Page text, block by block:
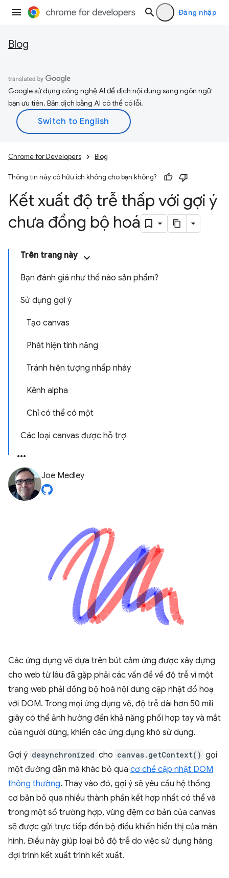
Đăng nhập
Blog
Google sử dụng công nghệ AI để dịch nội dung sang ngôn ngữ
bạn ưu tiên. Bản dịch bằng AI có thể có lỗi.
Chrome for Developers Blog
Thông tin này có hữu ích không cho bạn không?
Kết xuất độ trễ thấp với gợi ý
chưa đồng bộ hoá
Trên trang này
Bạn đánh giá như thế nào sản phẩm?
Sử dụng gợi ý
Tạo canvas
Phát hiện tính năng
Tránh hiện tượng nhấp nháy
Kênh alpha
Chỉ có thể có một
Các loại canvas được hỗ trợ
Joe Medley
Các ứng dụng vẽ dựa trên bút cảm ứng được xây dựng
cho web từ lâu đã gặp phải các vấn đề về độ trễ vì một
trang web phải đồng bộ hoá nội dung cập nhật đồ hoạ
với DOM. Trong mọi ứng dụng vẽ, độ trễ dài hơn 50 mili
giây có thể ảnh hưởng đến khả năng phối hợp tay và mắt
của người dùng, khiến các ứng dụng khó sử dụng.
Gợi ý desynchronized cho canvas.getContext() gọi
một đường dẫn mã khác bỏ qua cơ chế cập nhật DOM
thông thường. Thay vào đó, gợi ý sẽ yêu cầu hệ thống
cơ bản bỏ qua nhiều thành phần kết hợp nhất có thể và
trong một số trường hợp, vùng đệm cơ bản của canvas
sẽ được gửi trực tiếp đến bộ điều khiển hiển thị của màn
hình. Điều này giúp loại bỏ độ trễ do việc sử dụng hàng
đợi trình kết xuất trình kết xuất.